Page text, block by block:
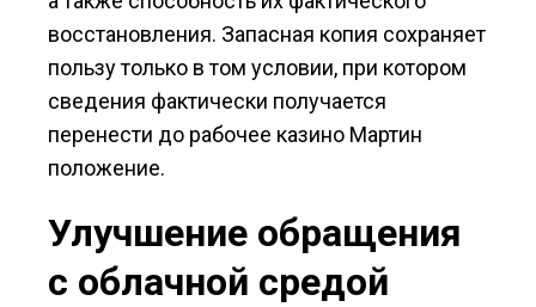
восстановления. Запасная копия сохраняет
пользу только в том условии, при котором
сведения фактически получается
перенести до рабочее казино Мартин
положение.
Улучшение обращения
с облачной средой